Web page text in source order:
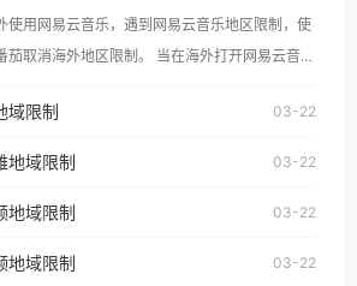
他音乐平台一样，出现地区及版权限制问题，且
国大陆地区播放。 遇到这个问题的朋友们，
番茄回国加速器，即可解决「海外用户收听腾讯
、美国、加拿大、澳大利亚、欧洲等国家和地区
制所困扰。
使用网易云音乐，遇到网易云音乐地区限制，使
取消海外地区限制。 当在海外打开网易云音
语。 海外用户如香港、澳门、台湾、美
加拿大、澳大利亚、欧洲等国家和地区时，网易
，且仅能在中国大陆地区播放。 遇到这个问题
听网易云音乐地区版权限制」的问题，无论人在
域限制 03-22
地域限制 03-22
地域限制 03-22
地域限制 03-22